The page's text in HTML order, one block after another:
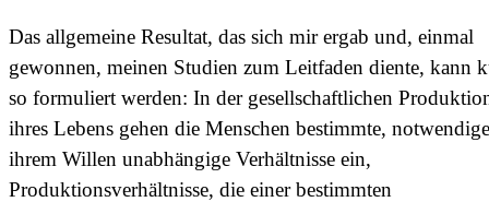
Das allgemeine Resultat, das sich mir ergab und, einmal
gewonnen, meinen Studien zum Leitfaden diente, kann
so formuliert werden: In der gesellschaftlichen
ihres Lebens gehen die Menschen bestimmte,
ihrem Willen unabhängige Verhältnisse ein,
Produktionsverhältnisse, die einer bestimmten